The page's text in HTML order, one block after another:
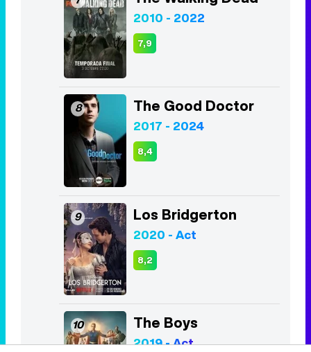
8 The Good Doctor
2017 - 2024
8,4
9 Los Bridgerton
2020 - Act
8,2
10 The Boys
2019 - Act
8,0